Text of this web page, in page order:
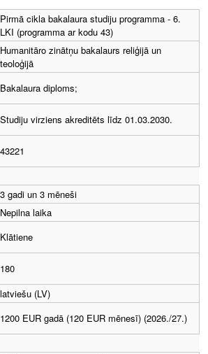
Pirmā cikla bakalaura studiju programma - 6.
LKI (programma ar kodu 43)
Humanitāro zinātņu bakalaurs reliģijā un
teoloģijā
Bakalaura diploms;
Studiju virziens akreditēts līdz 01.03.2030.
43221
3 gadi un 3 mēneši
Nepilna laika
Klātiene
180
latviešu (LV)
1200 EUR gadā (120 EUR mēnesī) (2026./27.)